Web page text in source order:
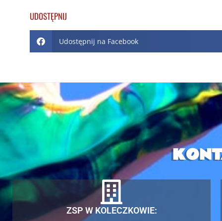
UDOSTĘPNIJ
Udostępnij na Facebook
ZSP W KOLECZKOWIE: